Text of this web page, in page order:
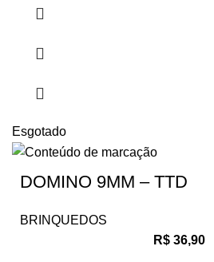
Esgotado
DOMINO 9MM – TTD
BRINQUEDOS
R$36,90